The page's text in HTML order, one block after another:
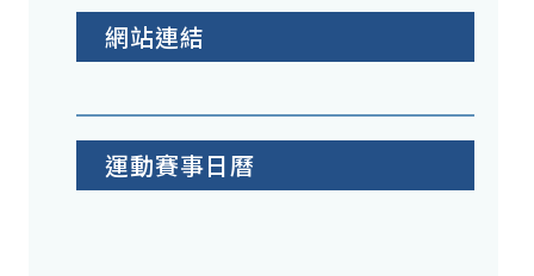
網站連結
運動賽事日曆